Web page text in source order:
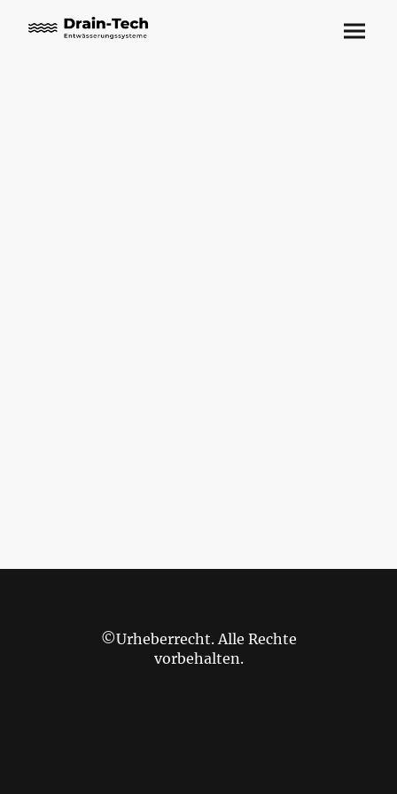
©Urheberrecht. Alle Rechte
vorbehalten.